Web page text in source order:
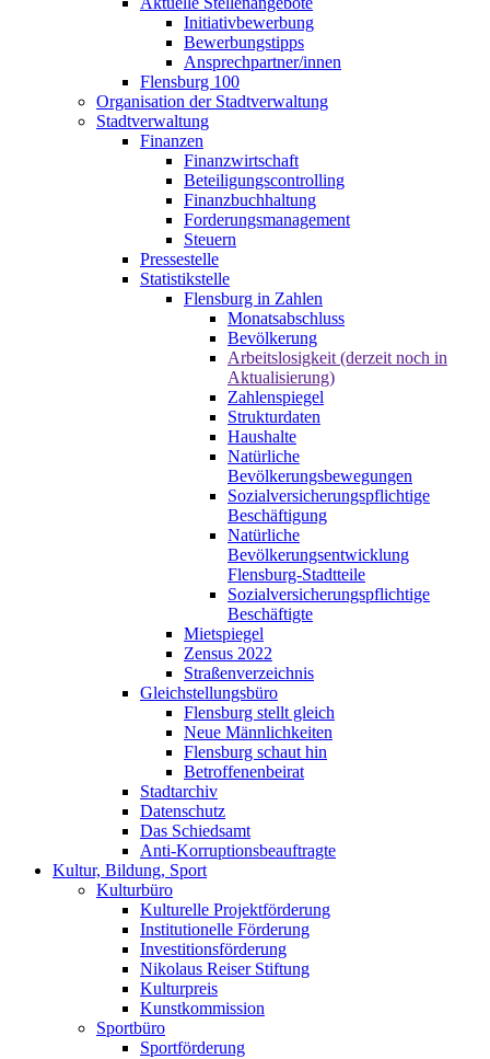
Initiativbewerbung
Bewerbungstipps
Ansprechpartner/innen
Flensburg 100
Organisation der Stadtverwaltung
Stadtverwaltung
Finanzen
Finanzwirtschaft
Beteiligungscontrolling
Finanzbuchhaltung
Forderungsmanagement
Steuern
Pressestelle
Statistikstelle
Flensburg in Zahlen
Monatsabschluss
Bevölkerung
Arbeitslosigkeit (derzeit noch in
Aktualisierung)
Zahlenspiegel
Strukturdaten
Haushalte
Natürliche
Bevölkerungsbewegungen
Sozialversicherungspflichtige
Beschäftigung
Natürliche
Bevölkerungsentwicklung
Flensburg-Stadtteile
Sozialversicherungspflichtige
Beschäftigte
Mietspiegel
Zensus 2022
Straßenverzeichnis
Gleichstellungsbüro
Flensburg stellt gleich
Neue Männlichkeiten
Flensburg schaut hin
Betroffenenbeirat
Stadtarchiv
Datenschutz
Das Schiedsamt
Anti-Korruptionsbeauftragte
Kultur, Bildung, Sport
Kulturbüro
Kulturelle Projektförderung
Institutionelle Förderung
Investitionsförderung
Nikolaus Reiser Stiftung
Kulturpreis
Kunstkommission
Sportbüro
Sportförderung